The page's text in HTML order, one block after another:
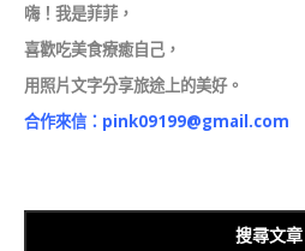
嗨！我是菲菲，
喜歡吃美食療癒自己，
用照片文字分享旅途上的美好。
合作來信： pink09199@gmail.com
搜尋文章